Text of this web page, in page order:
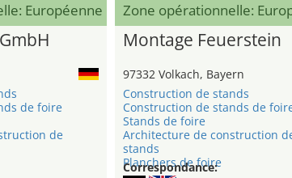
Européenne
de foire
de
Zone opérationnelle:
Montage Feuerstein
97332 Volkach, Bayern
Construction de stands
Construction de stands de
Stands de foire
Architecture de construction
stands
Planchers de foire
Correspondance: